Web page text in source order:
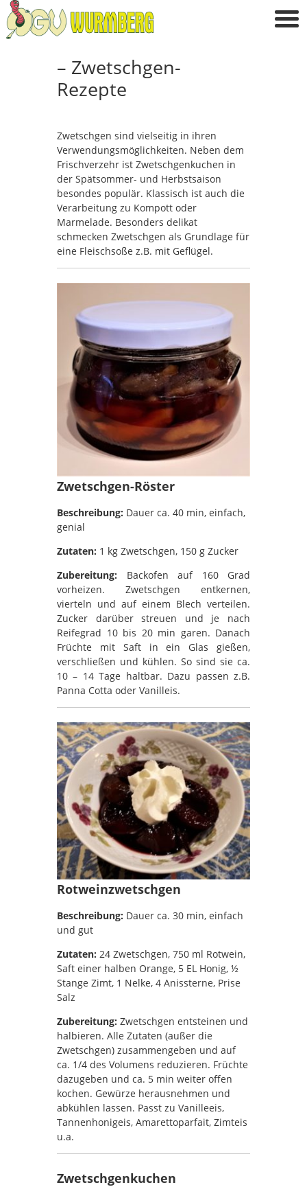
– Zwetschgen-
Rezepte
Zwetschgen sind vielseitig in ihren
Verwendungsmöglichkeiten. Neben dem
Frischverzehr ist Zwetschgenkuchen in
der Spätsommer- und Herbstsaison
besondes populär. Klassisch ist auch die
Verarbeitung zu Kompott oder
Marmelade. Besonders delikat
schmecken Zwetschgen als Grundlage für
eine Fleischsoße z.B. mit Geflügel.
Zwetschgen-Röster
Beschreibung: Dauer ca. 40 min, einfach,
genial
Zutaten: 1 kg Zwetschgen, 150 g Zucker
Zubereitung: Backofen auf 160 Grad
vorheizen. Zwetschgen entkernen,
vierteln und auf einem Blech verteilen.
Zucker darüber streuen und je nach
Reifegrad 10 bis 20 min garen. Danach
Früchte mit Saft in ein Glas gießen,
verschließen und kühlen. So sind sie ca.
10 – 14 Tage haltbar. Dazu passen z.B.
Panna Cotta oder Vanilleis.
Rotweinzwetschgen
Beschreibung: Dauer ca. 30 min, einfach
und gut
Zutaten: 24 Zwetschgen, 750 ml Rotwein,
Saft einer halben Orange, 5 EL Honig, ½
Stange Zimt, 1 Nelke, 4 Anissterne, Prise
Salz
Zubereitung: Zwetschgen entsteinen und
halbieren. Alle Zutaten (außer die
Zwetschgen) zusammengeben und auf
ca. 1/4 des Volumens reduzieren. Früchte
dazugeben und ca. 5 min weiter offen
kochen. Gewürze herausnehmen und
abkühlen lassen. Passt zu Vanilleeis,
Tannenhonigeis, Amarettoparfait, Zimteis
u.a.
Zwetschgenkuchen